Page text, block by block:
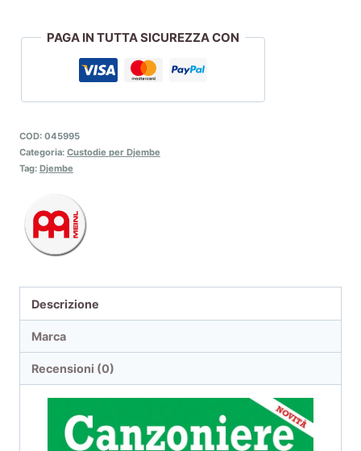
PAGA IN TUTTA SICUREZZA CON
COD: 045995
Categoria: Custodie per Djembe
Tag: Djembe
Descrizione
Marca
Recensioni (0)